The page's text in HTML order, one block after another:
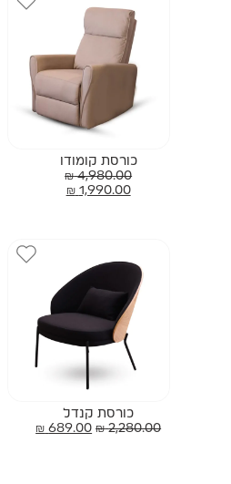
כורסת קומודו
4,980.00
₪
1,990.00
₪
כורסת קנדל
2,280.00
₪
689.00
₪